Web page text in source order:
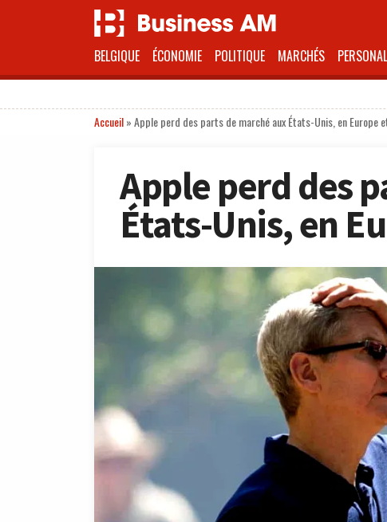
BELGIQUE ÉCONOMIE POLITIQUE MARCHÉS
Accueil»Apple perd des parts de marché aux États-Unis, en Europe
Apple perd des
États-Unis, en